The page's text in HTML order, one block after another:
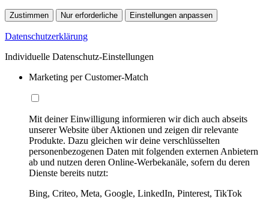
Zustimmen Nur erforderliche Einstellungen anpassen
Datenschutzerklärung
Individuelle Datenschutz-Einstellungen
Marketing per Customer-Match
Mit deiner Einwilligung informieren wir dich auch abseits
unserer Website über Aktionen und zeigen dir relevante
Produkte. Dazu gleichen wir deine verschlüsselten
personenbezogenen Daten mit folgenden externen Anbietern
ab und nutzen deren Online-Werbekanäle, sofern du deren
Dienste bereits nutzt:
Bing, Criteo, Meta, Google, LinkedIn, Pinterest, TikTok